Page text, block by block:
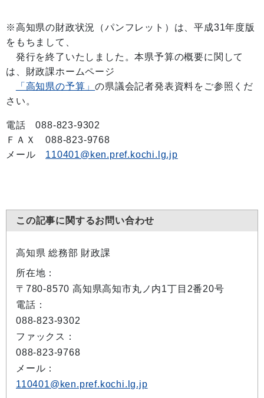
※高知県の財政状況（パンフレット）は、平成31年度版
をもちまして、
発行を終了いたしました。本県予算の概要に関して
は、財政課ホームページ
「高知県の予算」の県議会記者発表資料をご参照くだ
さい。
電話 088-823-9302
ＦＡＸ 088-823-9768
メール 110401@ken.pref.kochi.lg.jp
この記事に関するお問い合わせ
高知県 総務部 財政課
所在地：
〒780-8570 高知県高知市丸ノ内1丁目2番20号
電話：
088-823-9302
ファックス：
088-823-9768
メール：
110401@ken.pref.kochi.lg.jp